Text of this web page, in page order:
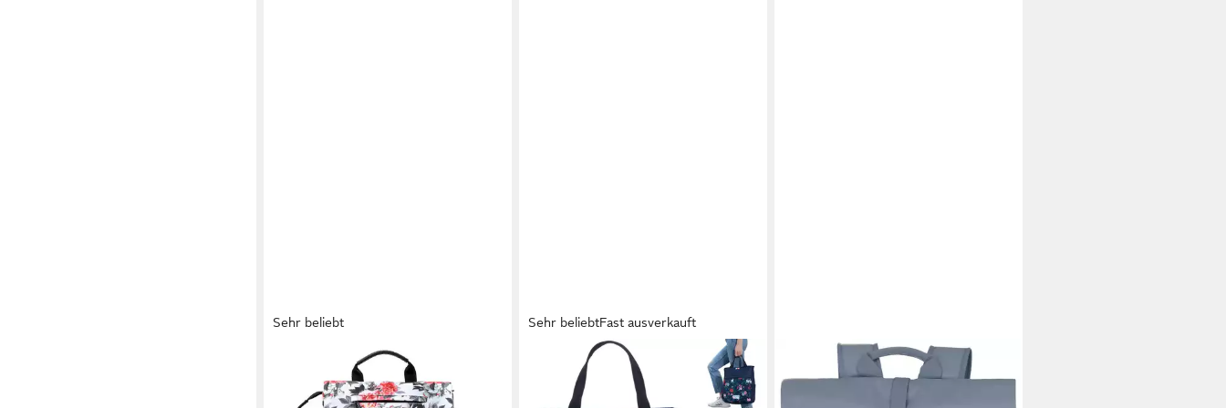
Sehr beliebt
Freizeitrucksack Rucksack Damen
Elegant Daypack Wasserdichter
Sehr beliebtFast ausverkauft
SPEAR BAGS
Cityrucksack Rucksack Damen
Damenrucksack klein Hygge A4 Büro
TRAVELITE
Freizeitrucksack BASICS Rollup